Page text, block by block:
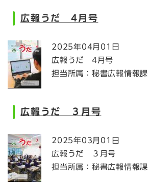
広報うだ 4月号
2025年04月01日
広報うだ 4月号
担当所属：秘書広報情報課
広報うだ ３月号
2025年03月01日
広報うだ ３月号
担当所属：秘書広報情報課